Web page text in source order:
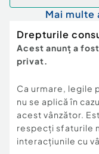
Mai multe
Drepturile
Acest anunț a
privat.
Ca urmare, legile
nu se aplică în
acest vânzător.
respecți sfaturile
interacțiunile cu